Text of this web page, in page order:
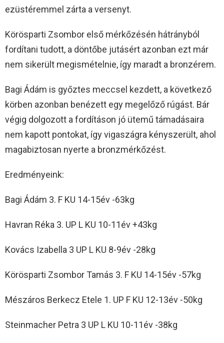
ezüstéremmel zárta a versenyt.
Körösparti Zsombor első mérkőzésén hátrányból
fordítani tudott, a döntőbe jutásért azonban ezt már
nem sikerült megismételnie, így maradt a bronzérem.
Bagi Ádám is győztes meccsel kezdett, a következő
körben azonban benézett egy megelőző rúgást. Bár
végig dolgozott a fordításon jó ütemű támadásaira
nem kapott pontokat, így vigaszágra kényszerült, ahol
magabiztosan nyerte a bronzmérkőzést.
Eredményeink:
Bagi Ádám 3. F KU 14-15év -63kg
Havran Réka 3. UP L KU 10-11év +43kg
Kovács Izabella 3 UP L KU 8-9év -28kg
Körösparti Zsombor Tamás 3. F KU 14-15év -57kg
Mészáros Berkecz Etele 1. UP F KU 12-13év -50kg
Steinmacher Petra 3 UP L KU 10-11év -38kg